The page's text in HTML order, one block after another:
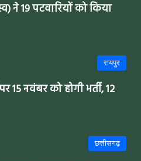
ने 19 पटवारियों को किया
रायपुर
नवंबर को होगी भर्ती, 12
छत्तीसगढ़